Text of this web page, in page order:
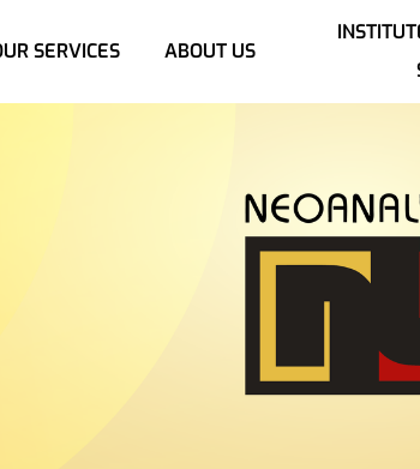
SERVICES ABOUT US